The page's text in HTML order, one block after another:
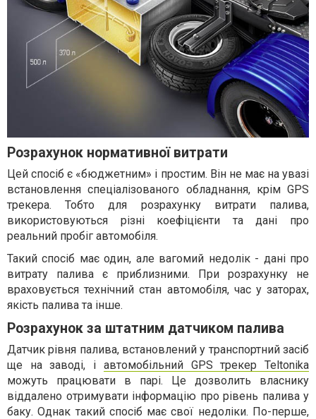
Розрахунок нормативної витрати
Цей спосіб є «бюджетним» і простим. Він не має на увазі
встановлення спеціалізованого обладнання, крім GPS
трекера. Тобто для розрахунку витрати палива,
використовуються різні коефіцієнти та дані про
реальний пробіг автомобіля.
Такий спосіб має один, але вагомий недолік - дані про
витрату палива є приблизними. При розрахунку не
враховується технічний стан автомобіля, час у заторах,
якість палива та інше.
Розрахунок за штатним датчиком палива
Датчик рівня палива, встановлений у транспортний засіб
ще на заводі, і автомобільний GPS трекер Teltonika
можуть працювати в парі. Це дозволить власнику
віддалено отримувати інформацію про рівень палива у
баку. Однак такий спосіб має свої недоліки. По-перше,